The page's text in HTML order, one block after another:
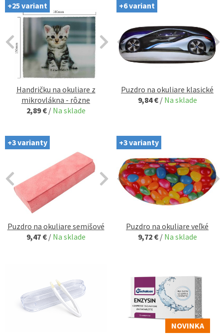
+25 variant
Handričku na okuliare z
mikrovlákna - rôzne
2,89 € / Na sklade
+6 variant
Puzdro na okuliare klasické
9,84 € / Na sklade
+3 varianty
Puzdro na okuliare semišové
9,47 € / Na sklade
+3 varianty
Puzdro na okuliare veľké
9,72 € / Na sklade
NOVINKA